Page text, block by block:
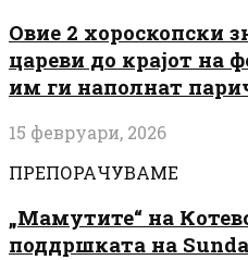
Овие 2 хороскопски
цареви до крајот на
им ги наполнат
15 февруари, 2026
ПРЕПОРАЧУВАМЕ
„Мамутите“ на
поддршката на